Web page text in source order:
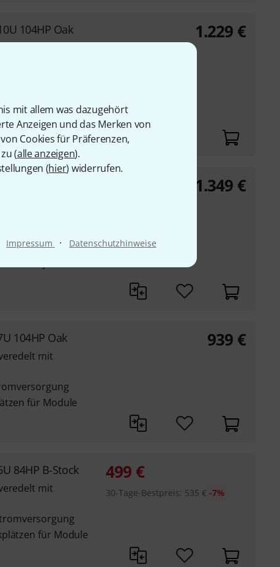
mit allem was dazugehört
Anzeigen und das Merken von
Cookies für Präferenzen,
(alle anzeigen).
(hier) widerrufen.
Impressum · Datenschutzhinweise
104HP Oak
mit je 19
1.229 €
mit
1.349 €
104HP Oak
mit
für Module
939 €
84HP B-Stock
mit
für Module
499 €
30-Tage-Bestpreis: 535 € -7%